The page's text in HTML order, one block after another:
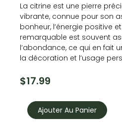
La citrine est une pierre
vibrante, connue pour son
bonheur, l’énergie positive
remarquable est souvent
l’abondance, ce qui en fait
la décoration et l’usage
$17.99
CitrineAjouter Au Panier